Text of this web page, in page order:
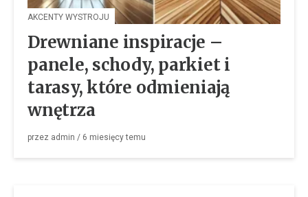
AKCENTY WYSTROJU
Drewniane inspiracje –
panele, schody, parkiet i
tarasy, które odmieniają
wnętrza
przez admin / 6 miesięcytemu